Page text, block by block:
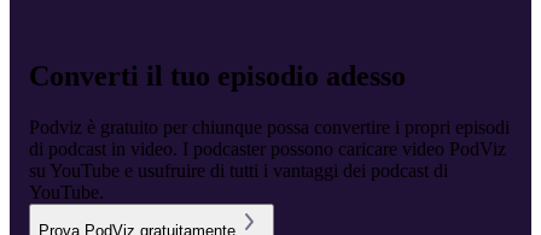
Converti il tuo episodio adesso
Podviz è gratuito per chiunque possa convertire i propri episodi
di podcast in video. I podcaster possono caricare video PodViz
su YouTube e usufruire di tutti i vantaggi dei podcast di
YouTube.
Prova PodViz gratuitamente